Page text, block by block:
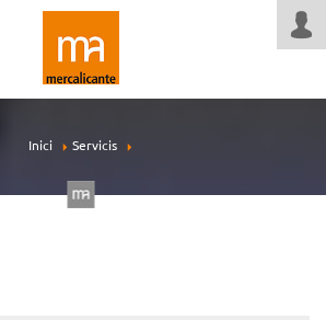
Inici Servicis